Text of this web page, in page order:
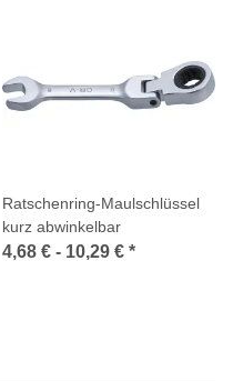
Ratschenring-Maulschlüssel
kurz abwinkelbar
4,68 € - 10,29 € *